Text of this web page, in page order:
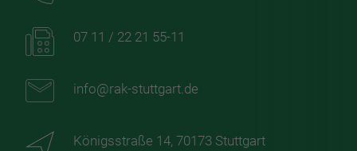
07 11 / 22 21 55-11
info@rak-stuttgart.de
Königsstraße 14, 70173 Stuttgart